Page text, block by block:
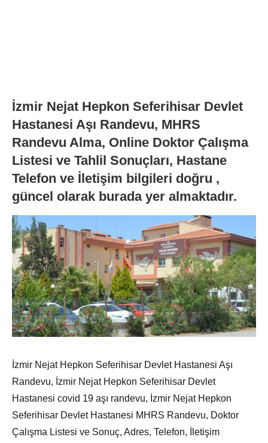
İzmir Nejat Hepkon Seferihisar Devlet
Hastanesi Aşı Randevu, MHRS
Randevu Alma, Online Doktor Çalışma
Listesi ve Tahlil Sonuçları, Hastane
Telefon ve İletişim bilgileri doğru ,
güncel olarak burada yer almaktadır.
İzmir Nejat Hepkon Seferihisar Devlet Hastanesi Aşı
Randevu, İzmir Nejat Hepkon Seferihisar Devlet
Hastanesi covid 19 aşı randevu, İzmir Nejat Hepkon
Seferihisar Devlet Hastanesi MHRS Randevu, Doktor
Çalışma Listesi ve Sonuç, Adres, Telefon, İletişim